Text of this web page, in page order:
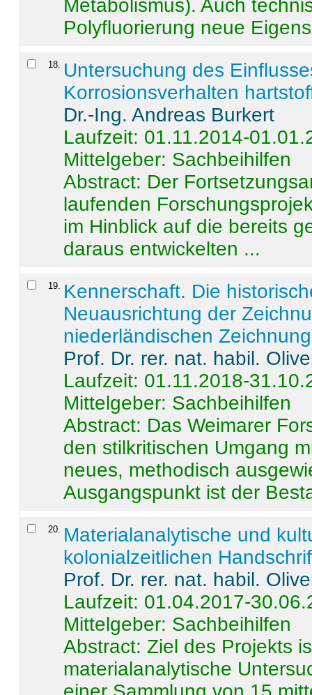
Metabolismus). Auch
Polyfluorierung neue
18
Untersuchung des
Korrosionsverhalten
Dr.-Ing. Andreas Burkert
Laufzeit: 01.11.2014-
Mittelgeber: Sachbeihilfen
Abstract: Der
laufenden
im Hinblick auf die bereits
daraus entwickelten ...
19
Kennerschaft. Die
Neuausrichtung der
niederländischen
Prof. Dr. rer. nat. habil.
Laufzeit: 01.11.2018-
Mittelgeber: Sachbeihilfen
Abstract: Das Weimarer
den stilkritischen Umgang
neues, methodisch
Ausgangspunkt ist der
20
Materialanalytische und
kolonialzeitlichen
Prof. Dr. rer. nat. habil.
Laufzeit: 01.04.2017-
Mittelgeber: Sachbeihilfen
Abstract:Ziel des Projekts
materialanalytische